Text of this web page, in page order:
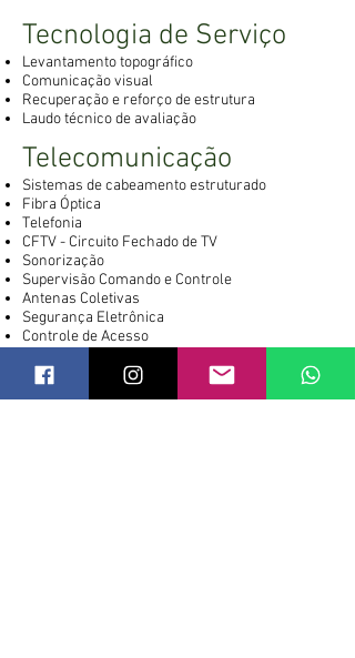
Tecnologia de Serviço
Levantamento topográfico
Comunicação visual
Recuperação e reforço de estrutura
Laudo técnico de avaliação
Telecomunicação
Sistemas de cabeamento estruturado
Fibra Óptica
Telefonia
CFTV - Circuito Fechado de TV
Sonorização
Supervisão Comando e Controle
Antenas Coletivas
Segurança Eletrônica
Controle de Acesso
Sustentabilidade